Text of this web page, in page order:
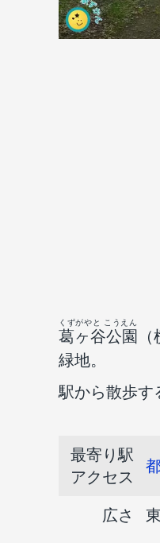
葛ヶ谷公園
くずがやと こうえん
緑地。
駅から散歩す
最寄り駅
アクセス
広さ